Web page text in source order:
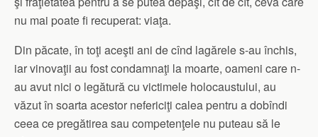
nu mai poate fi recuperat: viaţa.
Din păcate, în toţi aceşti ani de cînd lagărele s-au închis,
iar vinovaţii au fost condamnaţi la moarte, oameni care n-
au avut nici o legătură cu victimele holocaustului, au
văzut în soarta acestor nefericiţi calea pentru a dobîndi
ceea ce pregătirea sau competenţele nu puteau să le